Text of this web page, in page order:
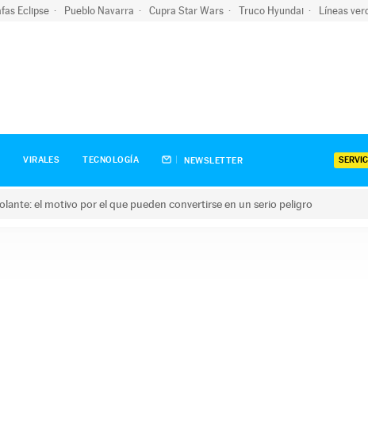
Eclipse Pueblo Navarra Cupra Star Wars Truco Hyundai Líneas
VIRALES TECNOLOGÍA NEWSLETTER
el motivo por el que pueden convertirse en un serio peligro